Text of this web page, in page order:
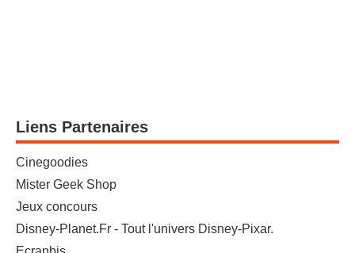
Liens Partenaires
Cinegoodies
Mister Geek Shop
Jeux concours
Disney-Planet.Fr - Tout l'univers Disney-Pixar.